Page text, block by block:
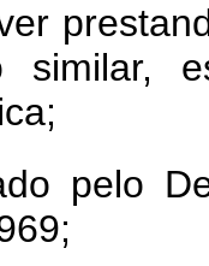
similar,
pelo